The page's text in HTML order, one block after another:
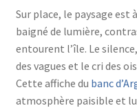
Sur place, le paysage est
baigné de lumière,
entourent l’île. Le
des vagues et le cri des
Cette affiche du banc
atmosphère paisible et